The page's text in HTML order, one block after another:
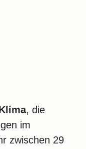
, die
im
zwischen 29